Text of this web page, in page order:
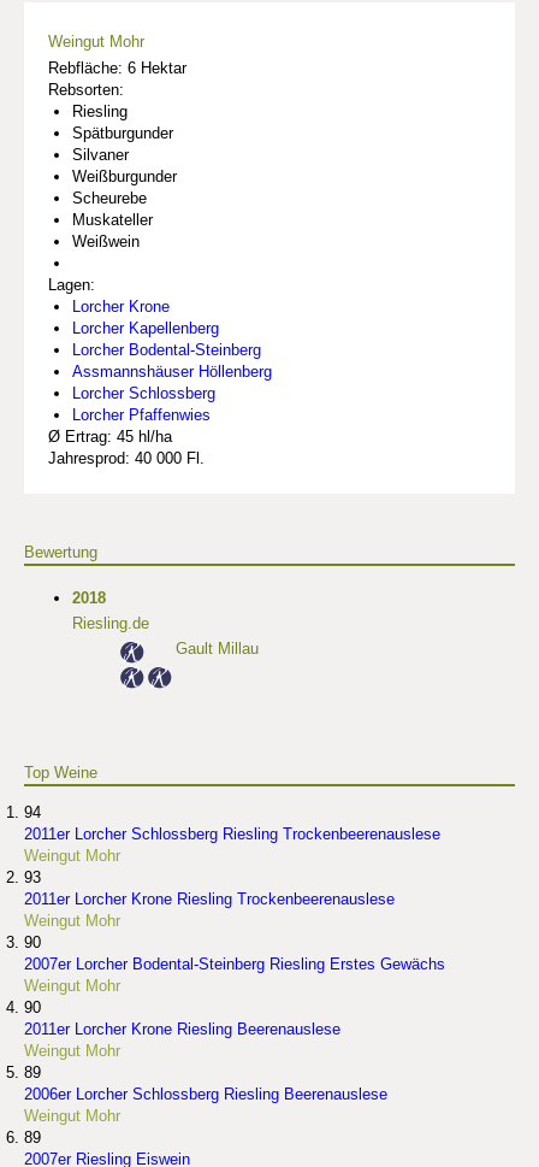
Weingut Mohr
Rebfläche: 6 Hektar
Rebsorten:
Riesling
Spätburgunder
Silvaner
Weißburgunder
Scheurebe
Muskateller
Weißwein
Lagen:
Lorcher Krone
Lorcher Kapellenberg
Lorcher Bodental-Steinberg
Assmannshäuser Höllenberg
Lorcher Schlossberg
Lorcher Pfaffenwies
Ø Ertrag: 45 hl/ha
Jahresprod: 40 000 Fl.
Bewertung
2018
Riesling.de
Gault Millau
Top Weine
94
2011er Lorcher Schlossberg Riesling Trockenbeerenauslese
Weingut Mohr
93
2011er Lorcher Krone Riesling Trockenbeerenauslese
Weingut Mohr
90
2007er Lorcher Bodental-Steinberg Riesling Erstes Gewächs
Weingut Mohr
90
2011er Lorcher Krone Riesling Beerenauslese
Weingut Mohr
89
2006er Lorcher Schlossberg Riesling Beerenauslese
Weingut Mohr
89
2007er Riesling Eiswein